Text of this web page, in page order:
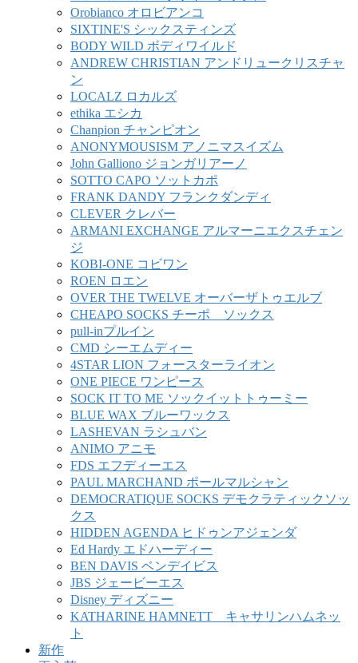
Orobianco オロビアンコ
SIXTINE'S シックスティンズ
BODY WILD ボディワイルド
ANDREW CHRISTIAN アンドリュークリスチャ
ン
LOCALZ ロカルズ
ethika エシカ
Chanpion チャンピオン
ANONYMOUSISM アノニマスイズム
John Galliono ジョンガリアーノ
SOTTO CAPO ソットカポ
FRANK DANDY フランクダンディ
CLEVER クレバー
ARMANI EXCHANGE アルマーニエクスチェン
ジ
KOBI-ONE コビワン
ROEN ロエン
OVER THE TWELVE オーバーザトゥエルブ
CHEAPO SOCKS チーポ ソックス
pull-inプルイン
CMD シーエムディー
4STAR LION フォースターライオン
ONE PIECE ワンピース
SOCK IT TO ME ソックイットトゥーミー
BLUE WAX ブルーワックス
LASHEVAN ラシュバン
ANIMO アニモ
FDS エフディーエス
PAUL MARCHAND ポールマルシャン
DEMOCRATIQUE SOCKS デモクラティックソッ
クス
HIDDEN AGENDA ヒドゥンアジェンダ
Ed Hardy エドハーディー
BEN DAVIS ベンデイビス
JBS ジェービーエス
Disney ディズニー
KATHARINE HAMNETT キャサリンハムネッ
ト
新作